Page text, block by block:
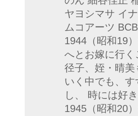
ヤヨシマサ イ
ムコアーツ
1944（昭和19
へとお嫁に行
径子、姪・晴
いく中でも、
し、 時には好
1945（昭和20